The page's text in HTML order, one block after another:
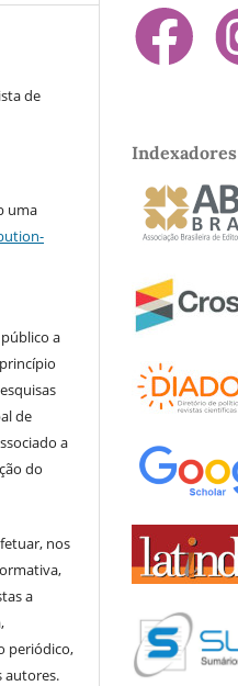
de
uma
a
de
a
do
nos
a
periódico,
autores.
Indexadores